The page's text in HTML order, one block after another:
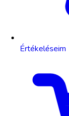
Értékeléseim